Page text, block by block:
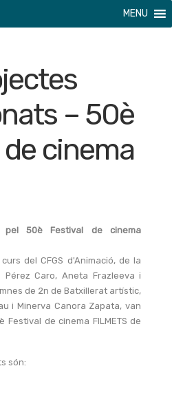
MENU
– 50è
cinema
pel 50è Festival de cinema
del CFGS d'Animació, de la
Pérez Caro, Aneta Frazleeva i
de 2n de Batxillerat artístic,
i Minerva Canora Zapata, van
de cinema FILMETS de
són: